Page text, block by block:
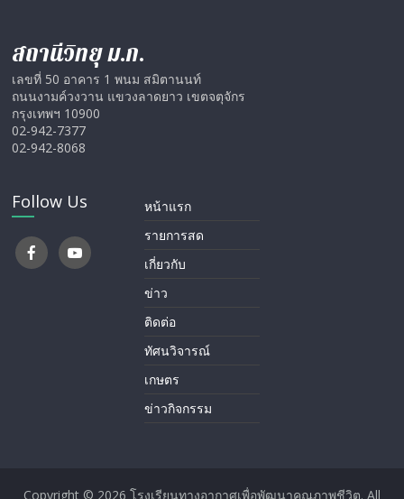
สถานีวิทยุ ม.ก.
เลขที่ 50 อาคาร 1 พนม สมิตานนท์
ถนนงามค์วงวาน แขวงลาดยาว เขตจตุจักร
กรุงเทพฯ 10900
02-942-7377
02-942-8068
Follow Us
หน้าแรก
รายการสด
เกี่ยวกับ
ข่าว
ติดต่อ
ทัศนวิจารณ์
เกษตร
ข่าวกิจกรรม
Copyright © 2026 โรงเรียนทางอากาศ​เพื่อพัฒนาคุณภาพชีวิต. All